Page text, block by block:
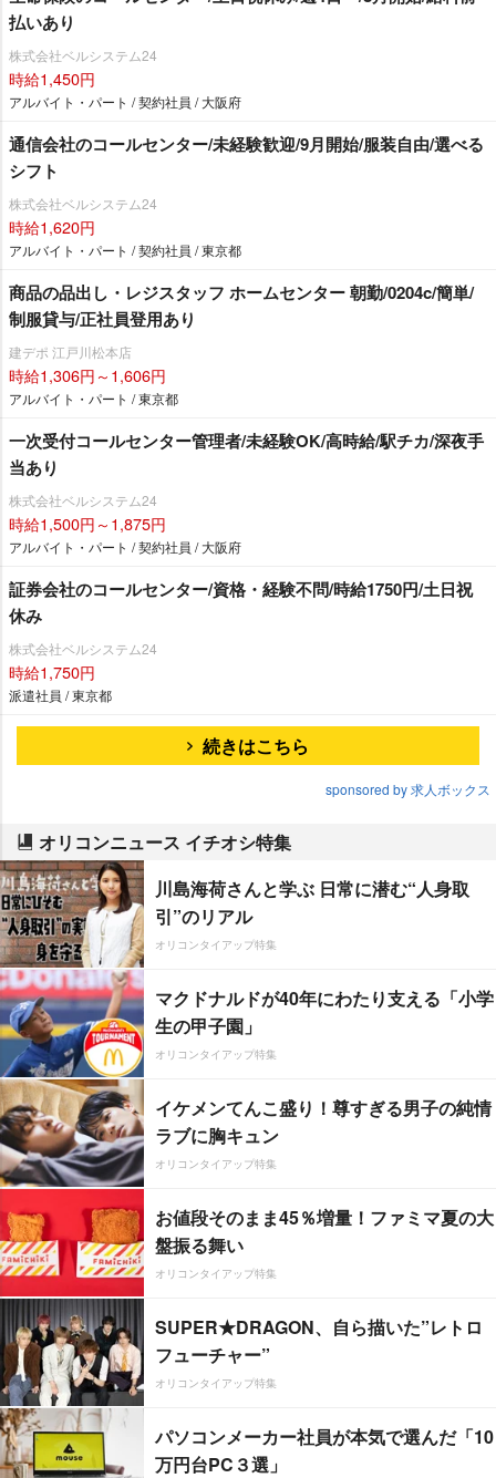
払いあり
株式会社ベルシステム24
時給1,450円
アルバイト・パート / 契約社員 / 大阪府
通信会社のコールセンター/未経験歓迎/9月開始/服装自由/選べる
シフト
株式会社ベルシステム24
時給1,620円
アルバイト・パート / 契約社員 / 東京都
商品の品出し・レジスタッフ ホームセンター 朝勤/0204c/簡単/
制服貸与/正社員登用あり
建デポ 江戸川松本店
時給1,306円～1,606円
アルバイト・パート / 東京都
一次受付コールセンター管理者/未経験OK/高時給/駅チカ/深夜手
当あり
株式会社ベルシステム24
時給1,500円～1,875円
アルバイト・パート / 契約社員 / 大阪府
証券会社のコールセンター/資格・経験不問/時給1750円/土日祝
休み
株式会社ベルシステム24
時給1,750円
派遣社員 / 東京都
続きはこちら
sponsored by 求人ボックス
オリコンニュース イチオシ特集
川島海荷さんと学ぶ 日常に潜む“人身取
引”のリアル
オリコンタイアップ特集
マクドナルドが40年にわたり支える「小学
生の甲子園」
オリコンタイアップ特集
イケメンてんこ盛り！尊すぎる男子の純情
ラブに胸キュン
オリコンタイアップ特集
お値段そのまま45％増量！ファミマ夏の大
盤振る舞い
オリコンタイアップ特集
SUPER★DRAGON、自ら描いた”レトロ
フューチャー”
オリコンタイアップ特集
パソコンメーカー社員が本気で選んだ「10
万円台PC３選」